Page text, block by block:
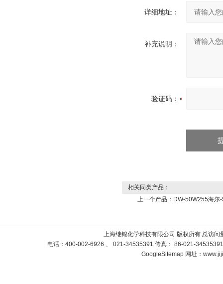
详细地址：
补充说明：
验证码：
相关同类产品：
上一个产品： DW-50W255海尔
上海继锦化学科技有限公司 版权所有 总访问
电话：400-002-6926 、 021-34535391 传真： 86-021-
GoogleSitemap 网址：